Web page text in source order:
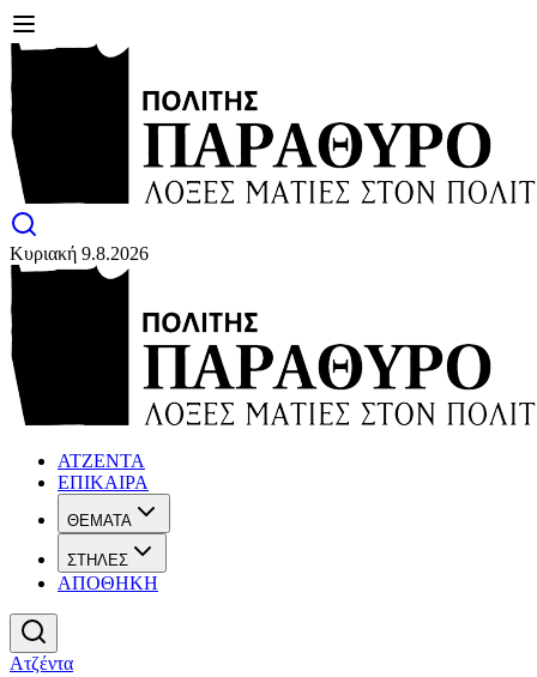
Κυριακή 9.8.2026
ΑΤΖΕΝΤΑ
ΕΠΙΚΑΙΡΑ
ΘΕΜΑΤΑ
ΣΤΗΛΕΣ
ΑΠΟΘΗΚΗ
Ατζέντα